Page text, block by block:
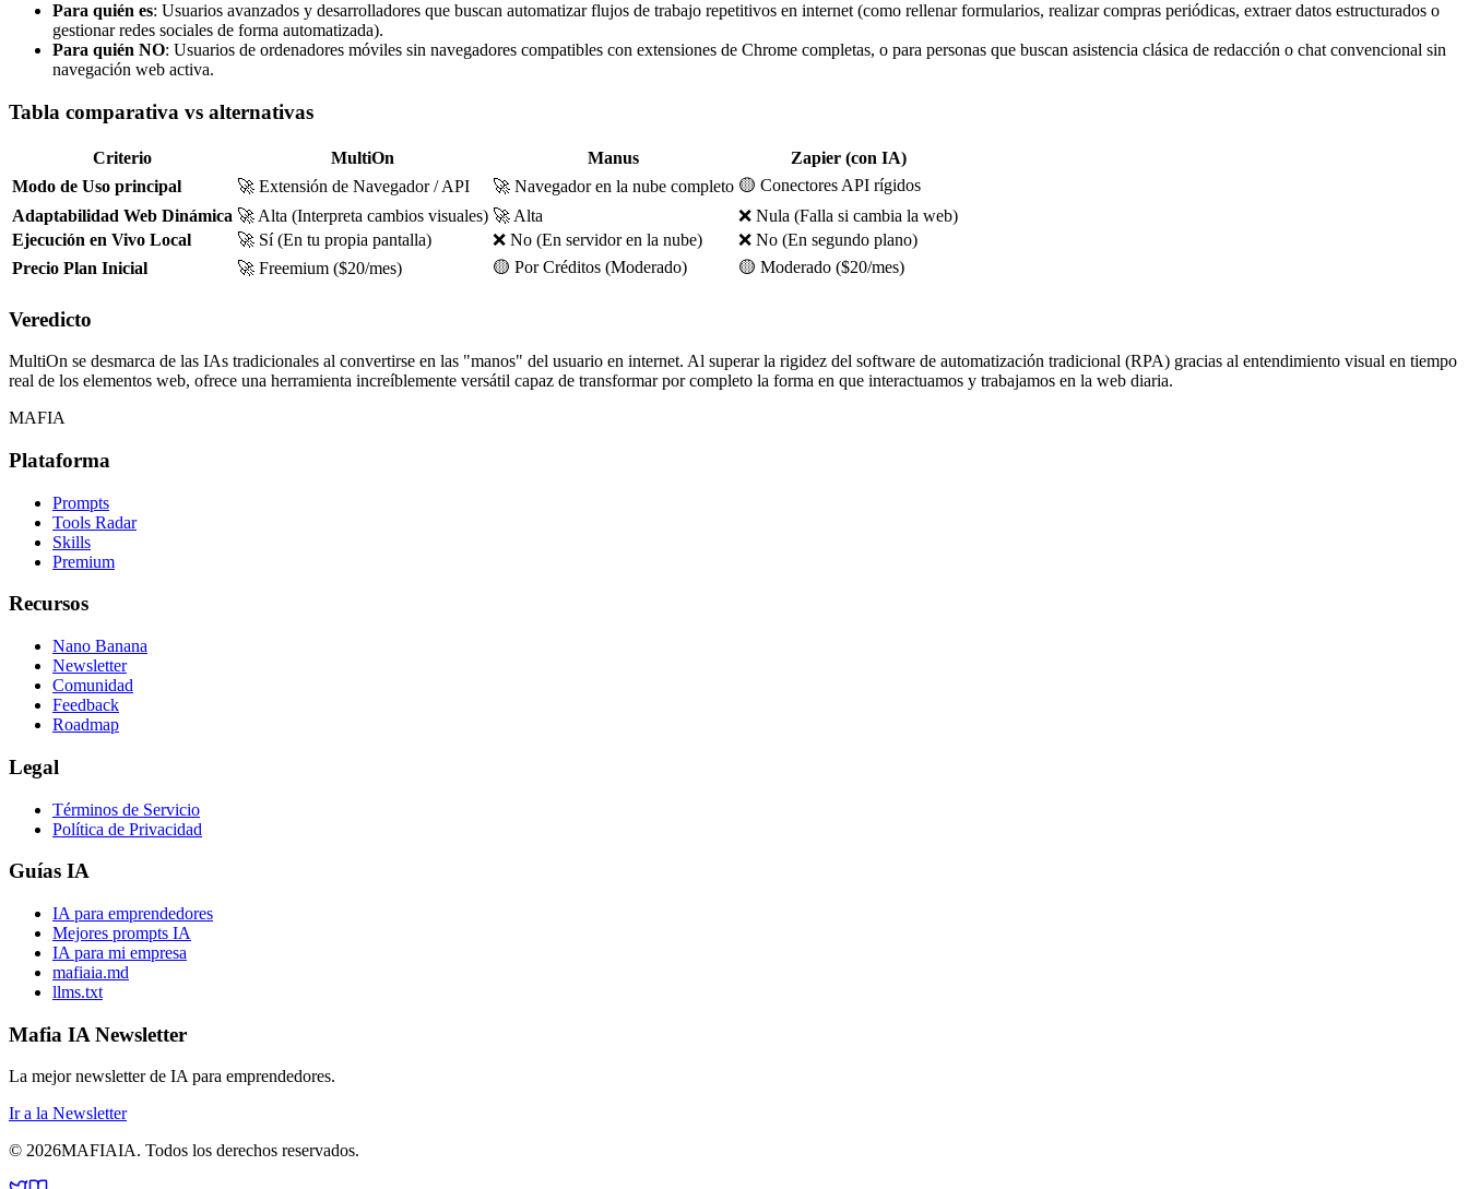
Para quién es: Usuarios avanzados y desarrolladores que buscan automatizar flujos de trabajo repetitivos en internet (como rellenar formularios, realizar compras periódicas, extraer datos estructurados o
gestionar redes sociales de forma automatizada).
Para quién NO: Usuarios de ordenadores móviles sin navegadores compatibles con extensiones de Chrome completas, o para personas que buscan asistencia clásica de redacción o chat convencional sin
navegación web activa.
Tabla comparativa vs alternativas
Criterio MultiOn Manus
Zapier (con IA)
Modo de Uso principal
🚀 Extensión de Navegador / API 🚀 Navegador en la nube completo 🟡 Conectores API rígidos
Adaptabilidad Web Dinámica 🚀 Alta (Interpreta cambios visuales) 🚀 Alta
❌ Nula (Falla si cambia la web)
Ejecución en Vivo Local
🚀 Sí (En tu propia pantalla) ❌ No (En servidor en la nube)
❌ No (En segundo plano)
Precio Plan Inicial
🚀 Freemium ($20/mes) 🟡 Por Créditos (Moderado) 🟡 Moderado ($20/mes)
Veredicto
MultiOn se desmarca de las IAs tradicionales al convertirse en las "manos" del usuario en internet. Al superar la rigidez del software de automatización tradicional (RPA) gracias al entendimiento visual en tiempo
real de los elementos web, ofrece una herramienta increíblemente versátil capaz de transformar por completo la forma en que interactuamos y trabajamos en la web diaria.
MAFIA
Plataforma
Prompts
Tools Radar
Skills
Premium
Recursos
Nano Banana
Newsletter
Comunidad
Feedback
Roadmap
Legal
Términos de Servicio
Política de Privacidad
Guías IA
IA para emprendedores
Mejores prompts IA
IA para mi empresa
mafiaia.md
llms.txt
Mafia IA Newsletter
La mejor newsletter de IA para emprendedores.
Ir a la Newsletter
© 2026MAFIAIA. Todos los derechos reservados.